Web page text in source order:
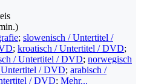
; slowenisch / Untertitel /
; kroatisch / Untertitel / DVD;
/ Untertitel / DVD; norwegisch
/ DVD; arabisch /
/ DVD; Mehr...